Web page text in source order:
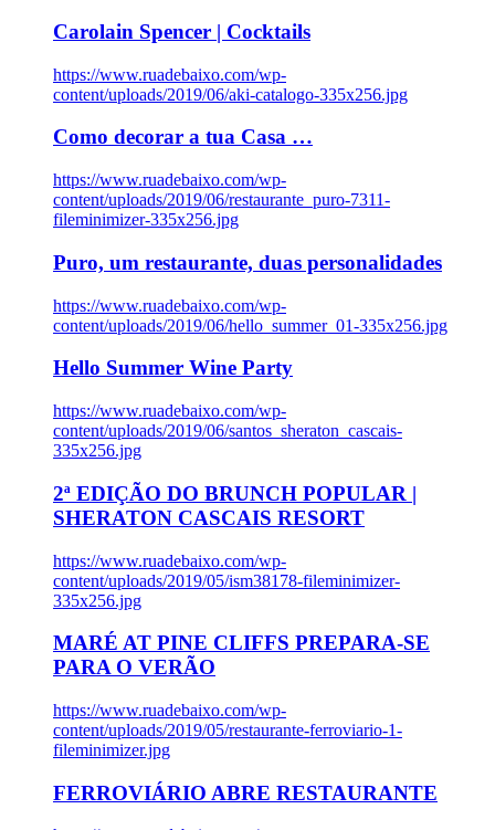
Carolain Spencer | Cocktails
https://www.ruadebaixo.com/wp-
content/uploads/2019/06/aki-catalogo-335x256.jpg
Como decorar a tua Casa …
https://www.ruadebaixo.com/wp-
content/uploads/2019/06/restaurante_puro-7311-
fileminimizer-335x256.jpg
Puro, um restaurante, duas personalidades
https://www.ruadebaixo.com/wp-
content/uploads/2019/06/hello_summer_01-335x256.jpg
Hello Summer Wine Party
https://www.ruadebaixo.com/wp-
content/uploads/2019/06/santos_sheraton_cascais-
335x256.jpg
2ª EDIÇÃO DO BRUNCH POPULAR |
SHERATON CASCAIS RESORT
https://www.ruadebaixo.com/wp-
content/uploads/2019/05/ism38178-fileminimizer-
335x256.jpg
MARÉ AT PINE CLIFFS PREPARA-SE
PARA O VERÃO
https://www.ruadebaixo.com/wp-
content/uploads/2019/05/restaurante-ferroviario-1-
fileminimizer.jpg
FERROVIÁRIO ABRE RESTAURANTE